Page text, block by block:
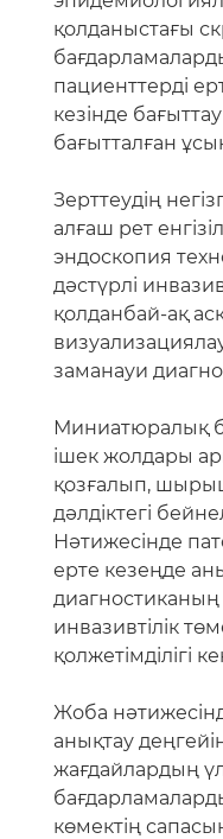
қолданыстағы
пациенттерді
кезінде
бағытталған
Зерттеудің
алғаш рет
эндоскопия
дәстүрлі
қолданбай-ақ
заманауи
Миниатюралық
ішек жолдары
қозғалып,
дәлдіктегі
Нәтижесінде
ерте кезеңде
диагностиканың
инвазивтілік
қолжетімділігі
Жоба
анықтау
жағдайлардың
көмектің